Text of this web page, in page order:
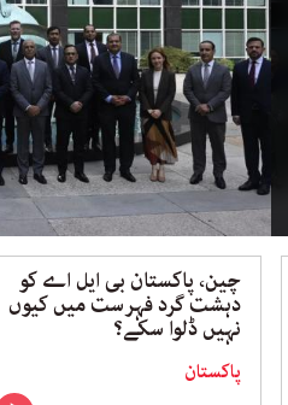
چین، پاکستان بی ایل اے کو
دہشت گرد فہرست میں کیوں
نہیں ڈلوا سکے؟
پاکستان